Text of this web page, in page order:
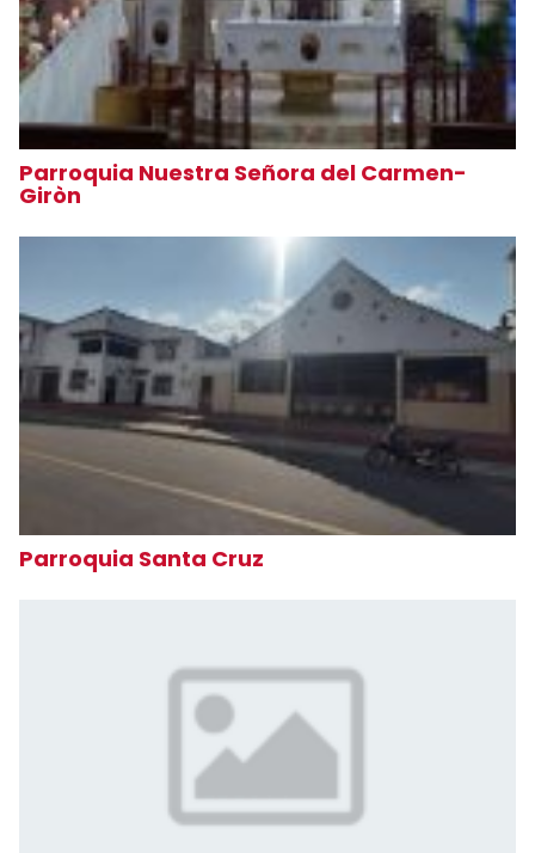
Parroquia Nuestra Señora del Carmen-
Giròn
Parroquia Santa Cruz